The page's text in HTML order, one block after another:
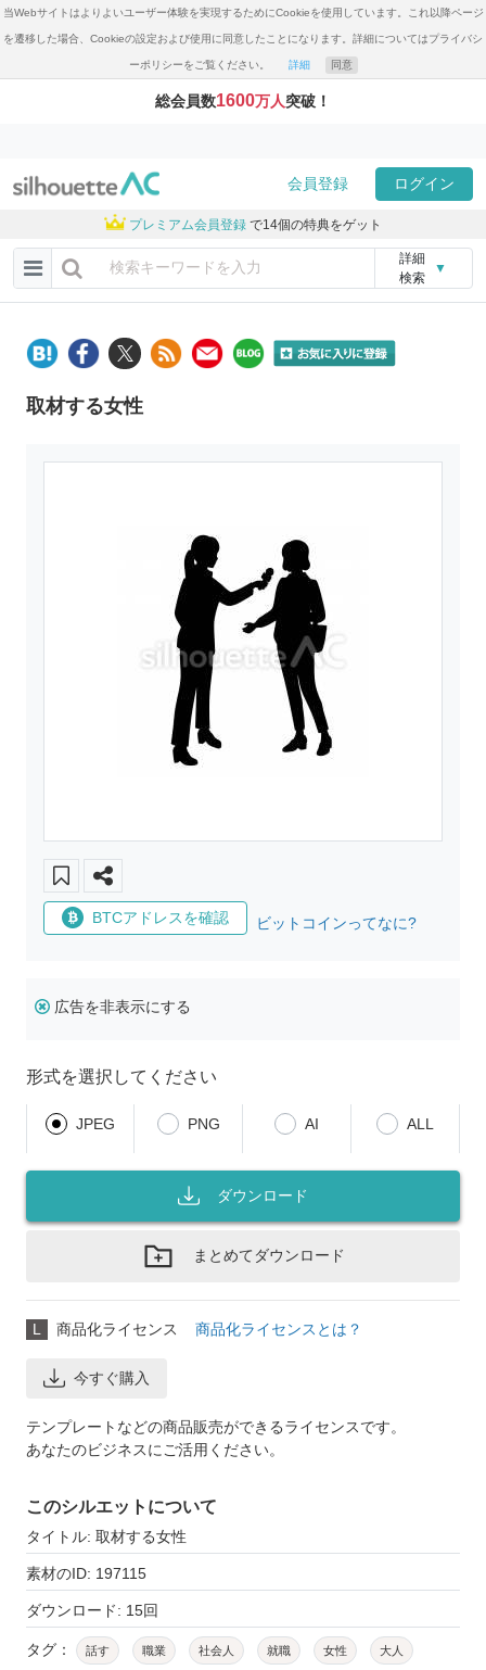
当Webサイトはよりよいユーザー体験を実現するためにCookieを使用しています。これ以降ページ
を遷移した場合、Cookieの設定および使用に同意したことになります。詳細についてはプライバシ
ーポリシーをご覧ください。 詳細 同意
総会員数1600万人突破！
会員登録 ログイン
プレミアム会員登録 で14個の特典をゲット
詳細
検索
▼
取材する女性
BTCアドレスを確認 ビットコインってなに?
広告を非表示にする
形式を選択してください
JPEG PNG AI ALL
ダウンロード
まとめてダウンロード
L 商品化ライセンス 商品化ライセンスとは？
今すぐ購入
テンプレートなどの商品販売ができるライセンスです。
あなたのビジネスにご活用ください。
このシルエットについて
タイトル: 取材する女性
素材のID: 197115
ダウンロード: 15回
タグ： 話す 職業 社会人 就職 女性 大人